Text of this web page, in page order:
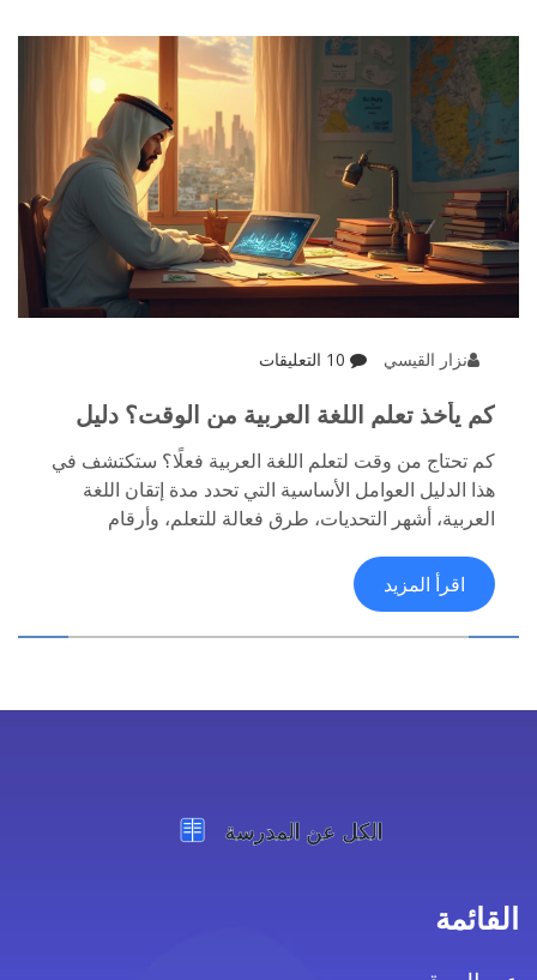
نزار القيسي
كم يأخذ تعلم اللغة العربية من الوقت؟ دليل
كم تحتاج من وقت لتعلم اللغة العربية فعلًا؟ ستكتشف في
هذا الدليل العوامل الأساسية التي تحدد مدة إتقان اللغة
العربية، أشهر التحديات، طرق فعالة للتعلم، وأرقام
يحتوي على نصائح عملية وتجارب واقعية تساعدك في رسم
خارطة طريق تعلمك للعربية بطريقة فعّالة وأكثر واقعية
وأقل إحباطًا.
اقرأ المزيد
القائمة